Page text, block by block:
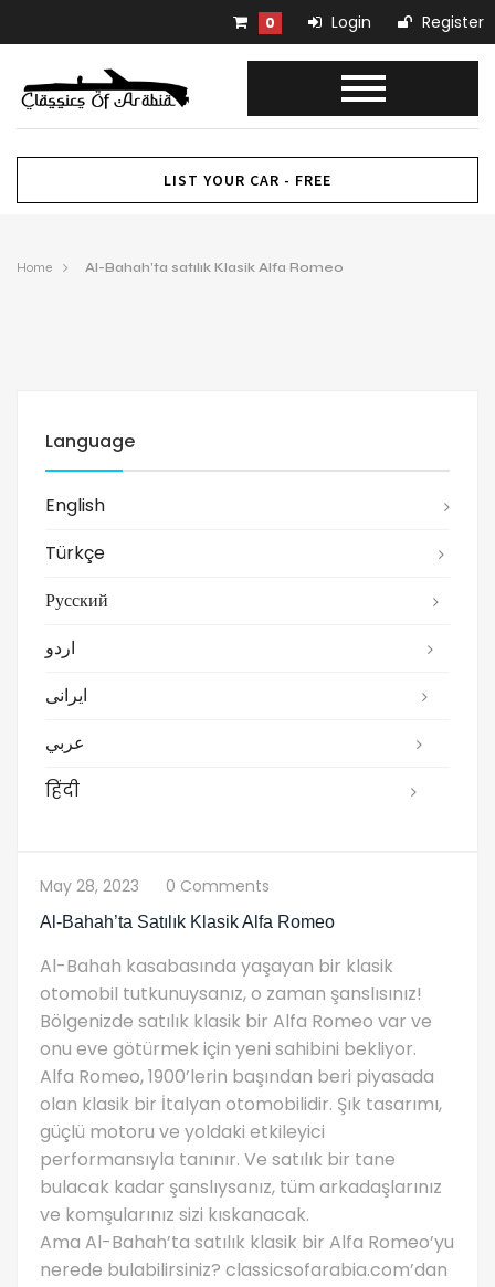
0 Login Register
LIST YOUR CAR - FREE
Home Al-Bahah’ta satılık Klasik Alfa Romeo
Language
English
Türkçe
Русский
اردو
ایرانی
عربي
हिंदी
May 28, 2023 0 Comments
Al-Bahah’ta Satılık Klasik Alfa Romeo
Al-Bahah kasabasında yaşayan bir klasik
otomobil tutkunuysanız, o zaman şanslısınız!
Bölgenizde satılık klasik bir Alfa Romeo var ve
onu eve götürmek için yeni sahibini bekliyor.
Alfa Romeo, 1900’lerin başından beri piyasada
olan klasik bir İtalyan otomobilidir. Şık tasarımı,
güçlü motoru ve yoldaki etkileyici
performansıyla tanınır. Ve satılık bir tane
bulacak kadar şanslıysanız, tüm arkadaşlarınız
ve komşularınız sizi kıskanacak.
Ama Al-Bahah’ta satılık klasik bir Alfa Romeo’yu
nerede bulabilirsiniz? classicsofarabia.com’dan